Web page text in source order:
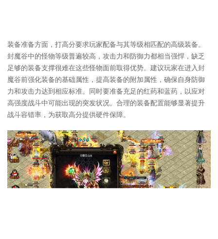
装备准备方面，打高分要求玩家配备与其等级相匹配的高级装备。
封魔谷中的怪物等级普遍较高，攻击力和防御力都相当强悍，缺乏
足够的装备支撑很难在这些怪物面前取得优势。建议玩家在进入封
魔谷前强化装备的基础属性，提高装备的附加属性，确保自身防御
力和攻击力达到相应标准。同时要准备充足的红药和蓝药，以应对
高强度战斗中可能出现的突发状况。合理的装备配置能够显著提升
战斗容错率，为获取高分提供硬件保障。